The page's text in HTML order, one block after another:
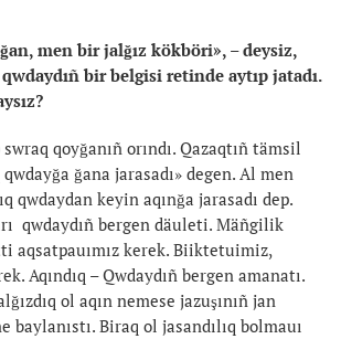
men bir jalğız kökböri», – deysiz,
qwdaydıñ bir belgisi retinde aytıp jatadı.
swraq qoyğanıñ orındı. Qazaqtıñ tämsil
qwdayğa ğana jarasadı» degen. Al men
qwdaydan keyin aqınğa jarasadı dep.
qwdaydıñ bergen däuleti. Mäñgilik
aqsatpauımız kerek. Biiktetuimiz,
Aqındıq – Qwdaydıñ bergen amanatı.
ol aqın nemese jazuşınıñ jan
Biraq ol jasandılıq bolmauı